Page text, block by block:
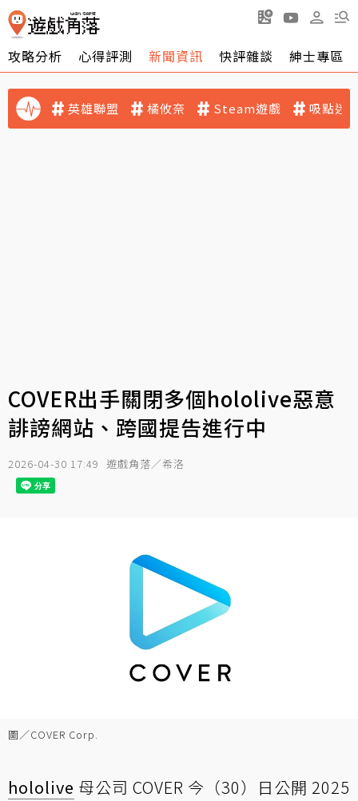
攻略分析 心得評測 新聞資訊 快評雜談 紳士專區
英雄聯盟 橘攸奈 Steam遊戲 吸點迷
COVER出手關閉多個hololive惡意
誹謗網站、跨國提告進行中
2026-04-30 17:49 遊戲角落／希洛
圖／COVER Corp.
hololive 母公司 COVER 今（30）日公開 2025